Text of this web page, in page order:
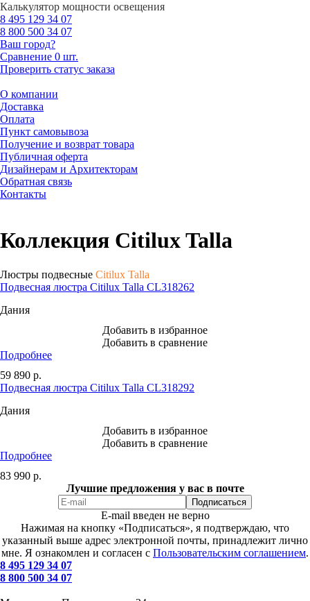
Калькулятор мощности освещения
8 495 129 34 07
8 800 500 34 07
Ваш город?
Сравнение 0 шт.
Проверить статус заказа
О компании
Доставка
Оплата
Пункт самовывоза
Получение и возврат товара
Публичная оферта
Дизайнерам и Архитекторам
Обратная связь
Контакты
Коллекция Citilux Talla
Люстры подвесные Citilux Talla
Подвесная люстра Citilux Talla CL318262
Дания
Добавить в избранное
Добавить в сравнение
Подробнее
59 890 р.
Подвесная люстра Citilux Talla CL318292
Дания
Добавить в избранное
Добавить в сравнение
Подробнее
83 990 р.
Лучшие предложения у вас в почте
E-mail введен не верно
Нажимая на кнопку «Подписаться», я подтверждаю, что
указанный выше адрес электронной почты, принадлежит лично
мне. Я ознакомлен и согласен с Пользовательским соглашением.
8 495 129 34 07
8 800 500 34 07